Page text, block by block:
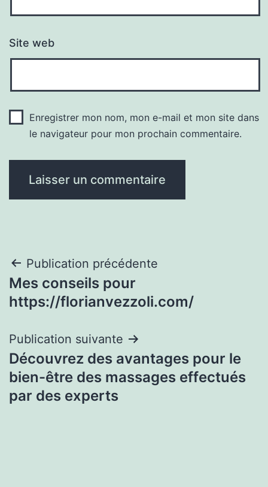
Site web
Enregistrer mon nom, mon e-mail et mon site dans
le navigateur pour mon prochain commentaire.
Navigation
de
Publication précédente
Mes conseils pour
https://florianvezzoli.com/
Publication suivante
Découvrez des avantages pour le
bien-être des massages effectués
par des experts